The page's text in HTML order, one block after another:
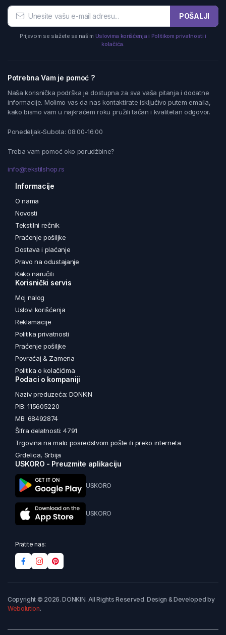
POŠALJI
Prijavom se slažete sa našim Uslovima korišćenja i Politikom privatnosti i
kolačića.
Potrebna Vam je pomoć ?
Naša korisnička podrška je dostupna za sva vaša pitanja i dodatne
informacije. Molimo vas da nas kontaktirate isključivo putem emaila,
kako bismo vam u najkraćem roku pružili tačan i kvalitetan odgovor.
Ponedeljak-Subota: 08:00-16:00
Treba vam pomoć oko porudžbine?
info@tekstilshop.rs
Informacije
O nama
Novosti
Tekstilni rečnik
Praćenje pošiljke
Dostava i plaćanje
Pravo na odustajanje
Kako naručiti
Korisnički servis
Moj nalog
Uslovi korišćenja
Reklamacije
Politika privatnosti
Praćenje pošiljke
Povraćaj & Zamena
Politika o kolačićima
Podaci o kompaniji
Naziv preduzeća: DONKIN
PIB: 115605220
MB: 68492874
Šifra delatnosti: 4791
Trgovina na malo posredstvom pošte ili preko interneta
Grdelica, Srbija
USKORO - Preuzmite aplikaciju
USKORO
USKORO
Pratite nas:
Copyright © 2026. DONKIN. All Rights Reserved. Design & Developed by
Webolution.